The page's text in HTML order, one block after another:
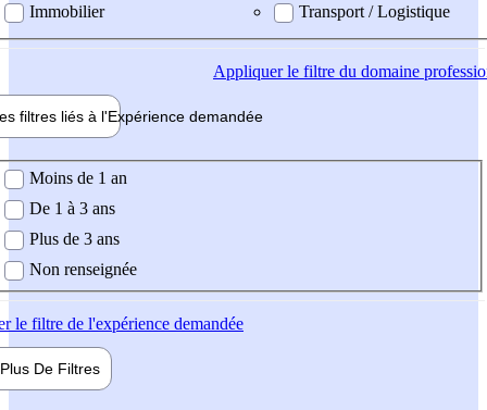
Immobilier
Transport / Logistique
Appliquerle filtre du domaine
filtres liés à l'Expérience demandée
demandée
Moins de 1 an
De 1 à 3 ans
Plus de 3 ans
Non renseignée
le filtre de l'expérience demandée
Plus De Filtres